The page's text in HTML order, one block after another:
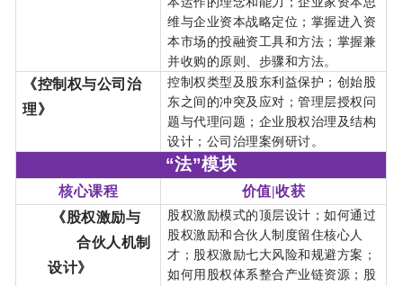
维与企业资本战略定位；掌握进入资
本市场的投融资工具和方法；掌握兼
并收购的原则、步骤和方法。
《控制权与公司治
理》
控制权类型及股东利益保护；创始股
东之间的冲突及应对；管理层授权问
题与代理问题；企业股权治理及结构
设计；公司治理案例研讨。
“法”模块
核心课程
价值|收获
《股权激励与
合伙人机制
设计》
股权激励模式的顶层设计；如何通过
股权激励和合伙人制度留住核心人
才；股权激励七大风险和规避方案；
如何用股权体系整合产业链资源；股